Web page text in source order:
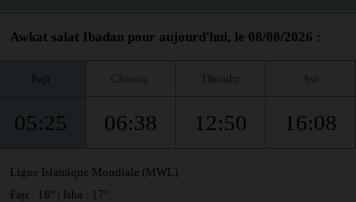
Awkat salat Ibadan pour aujourd'hui, le 08/08/2026 :
Fajr Chourq. Dhouhr Asr
05:25 06:38 12:50 16:08
Ligue Islamique Mondiale (MWL)
Fajr : 18° | Isha : 17°